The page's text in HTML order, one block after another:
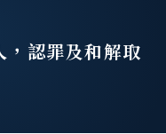
認罪及和解取